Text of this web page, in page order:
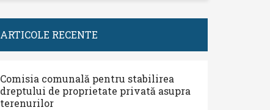
ARTICOLE RECENTE
Comisia comunală pentru stabilirea
dreptului de proprietate privată asupra
terenurilor